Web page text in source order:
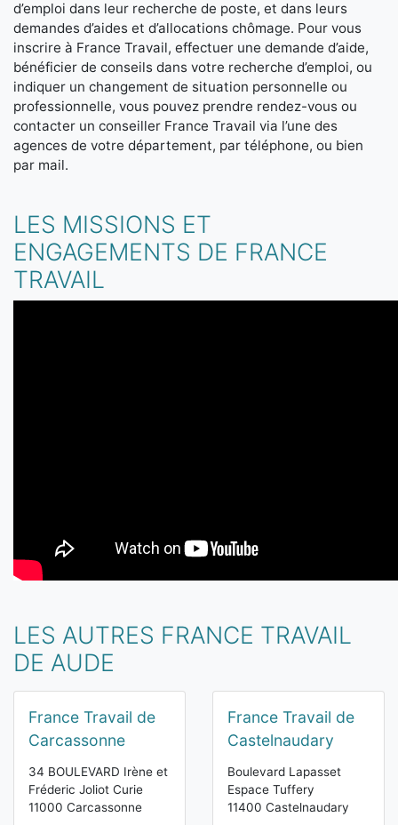
d’emploi dans leur recherche de poste, et dans leurs
demandes d’aides et d’allocations chômage. Pour vous
inscrire à France Travail, effectuer une demande d’aide,
bénéficier de conseils dans votre recherche d’emploi, ou
indiquer un changement de situation personnelle ou
professionnelle, vous pouvez prendre rendez-vous ou
contacter un conseiller France Travail via l’une des
agences de votre département, par téléphone, ou bien
par mail.
LES MISSIONS ET
ENGAGEMENTS DE FRANCE
TRAVAIL
LES AUTRES FRANCE TRAVAIL
DE AUDE
France Travail de
Carcassonne
34 BOULEVARD Irène et
Fréderic Joliot Curie
11000 Carcassonne
France Travail de
Castelnaudary
Boulevard Lapasset
Espace Tuffery
11400 Castelnaudary